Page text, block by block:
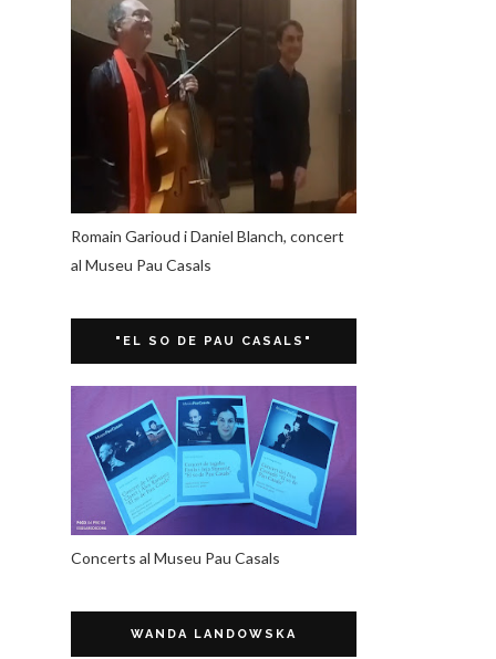
Romain Garioud i Daniel Blanch, concert
al Museu Pau Casals
"EL SO DE PAU CASALS"
Concerts al Museu Pau Casals
WANDA LANDOWSKA